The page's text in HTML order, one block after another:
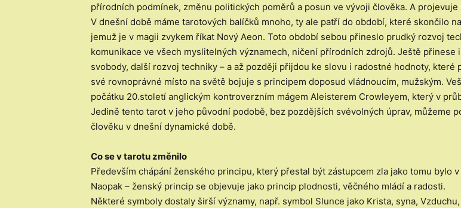
přírodních podmínek, změnu politických poměrů a posun ve vývoji člověka. A projevuje
V dnešní době máme tarotových balíčků mnoho, ty ale patří do období, které skončilo
jemuž je v magii zvykem říkat Nový Aeon. Toto období sebou přineslo prudký rozvoj
komunikace ve všech myslitelných významech, ničení přírodních zdrojů. Ještě
svobody, další rozvoj techniky – a až později přijdou ke slovu i radostné hodnoty,
své rovnoprávné místo na světě bojuje s principem doposud vládnoucím, mužským.
počátku 20.století anglickým kontroverzním mágem Aleisterem Crowleyem, který v
Jedině tento tarot v jeho původní podobě, bez pozdějších svévolných úprav, můžeme
člověku v dnešní dynamické době.
Co se v tarotu změnilo
Především chápání ženského principu, který přestal být zástupcem zla jako tomu bylo
Naopak – ženský princip se objevuje jako princip plodnosti, věčného mládí a radosti.
Některé symboly dostaly širší významy, např. symbol Slunce jako Krista, syna,